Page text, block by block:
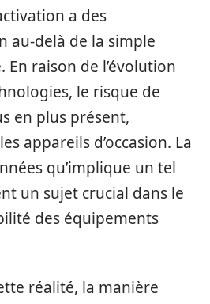
a des
au-delà de la simple
raison de l’évolution
le risque de
en plus présent,
appareils d’occasion. La
qu’implique un tel
un sujet crucial dans le
des équipements
réalité, la manière